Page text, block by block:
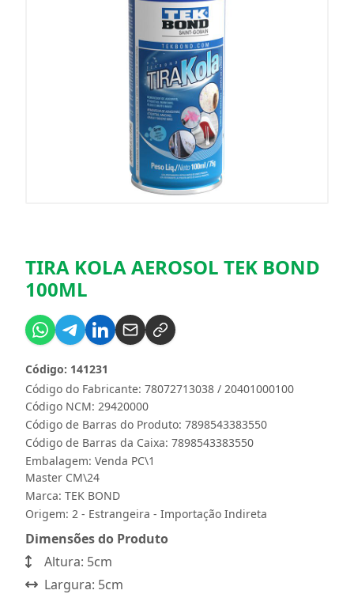
TIRA KOLA AEROSOL TEK BOND
100ML
Código do Fabricante: 78072713038 / 20401000100
Código: 141231
Código NCM: 29420000
Código de Barras do Produto: 7898543383550
Código de Barras da Caixa: 7898543383550
Embalagem: Venda PC\1
Master CM\24
Marca: TEK BOND
Origem: 2 - Estrangeira - Importação Indireta
Dimensões do Produto
Altura: 5cm
Largura: 5cm